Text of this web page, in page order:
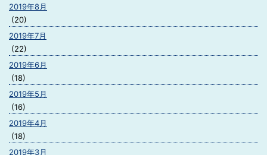
2019年8月
(20)
2019年7月
(22)
2019年6月
(18)
2019年5月
(16)
2019年4月
(18)
2019年3月